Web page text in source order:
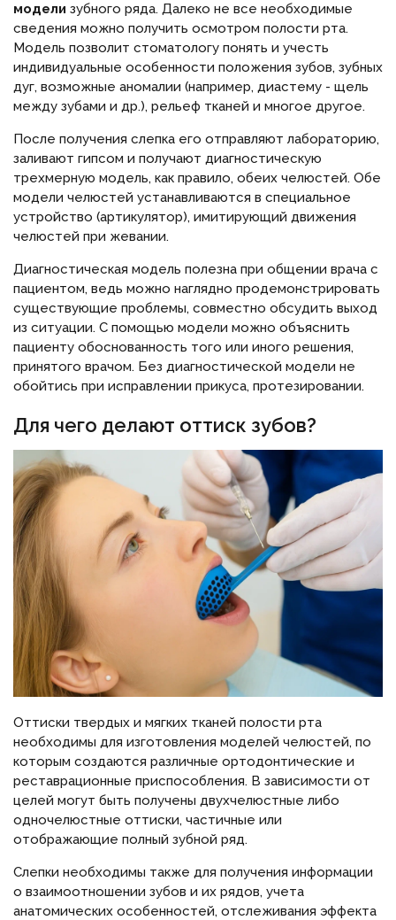
модели зубного ряда. Далеко не все необходимые
сведения можно получить осмотром полости рта.
Модель позволит стоматологу понять и учесть
индивидуальные особенности положения зубов, зубных
дуг, возможные аномалии (например, диастему - щель
между зубами и др.), рельеф тканей и многое другое.
После получения слепка его отправляют лабораторию,
заливают гипсом и получают диагностическую
трехмерную модель, как правило, обеих челюстей. Обе
модели челюстей устанавливаются в специальное
устройство (артикулятор), имитирующий движения
челюстей при жевании.
Диагностическая модель полезна при общении врача с
пациентом, ведь можно наглядно продемонстрировать
существующие проблемы, совместно обсудить выход
из ситуации. С помощью модели можно объяснить
пациенту обоснованность того или иного решения,
принятого врачом. Без диагностической модели не
обойтись при исправлении прикуса, протезировании.
Для чего делают оттиск зубов?
Оттиски твердых и мягких тканей полости рта
необходимы для изготовления моделей челюстей, по
которым создаются различные ортодонтические и
реставрационные приспособления. В зависимости от
целей могут быть получены двухчелюстные либо
одночелюстные оттиски, частичные или
отображающие полный зубной ряд.
Слепки необходимы также для получения информации
о взаимоотношении зубов и их рядов, учета
анатомических особенностей, отслеживания эффекта